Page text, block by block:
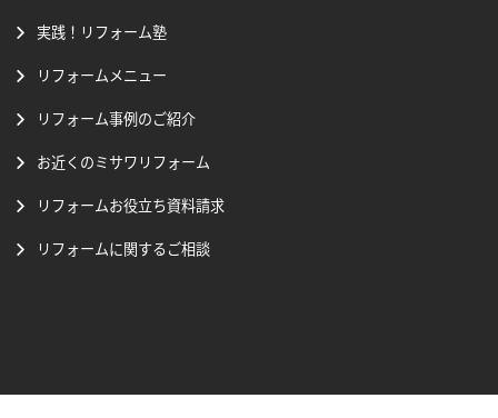
実践！リフォーム塾
リフォームメニュー
リフォーム事例のご紹介
お近くのミサワリフォーム
リフォームお役立ち資料請求
リフォームに関するご相談